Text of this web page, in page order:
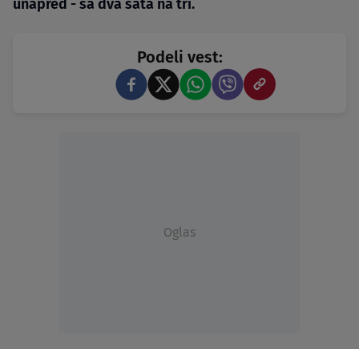
unapred - sa dva sata na tri.
Podeli vest:
Oglas